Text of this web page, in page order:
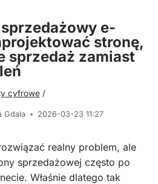
e-
stronę,
sprzedaż zamiast
cyfrowe /
Gdala 2026-03-23 11:27
realny problem, ale
sprzedażowej często po
Właśnie dlatego tak